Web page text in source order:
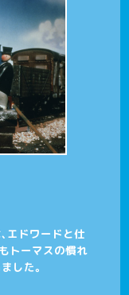
エドワードと仕
トーマスの慣れ
した。